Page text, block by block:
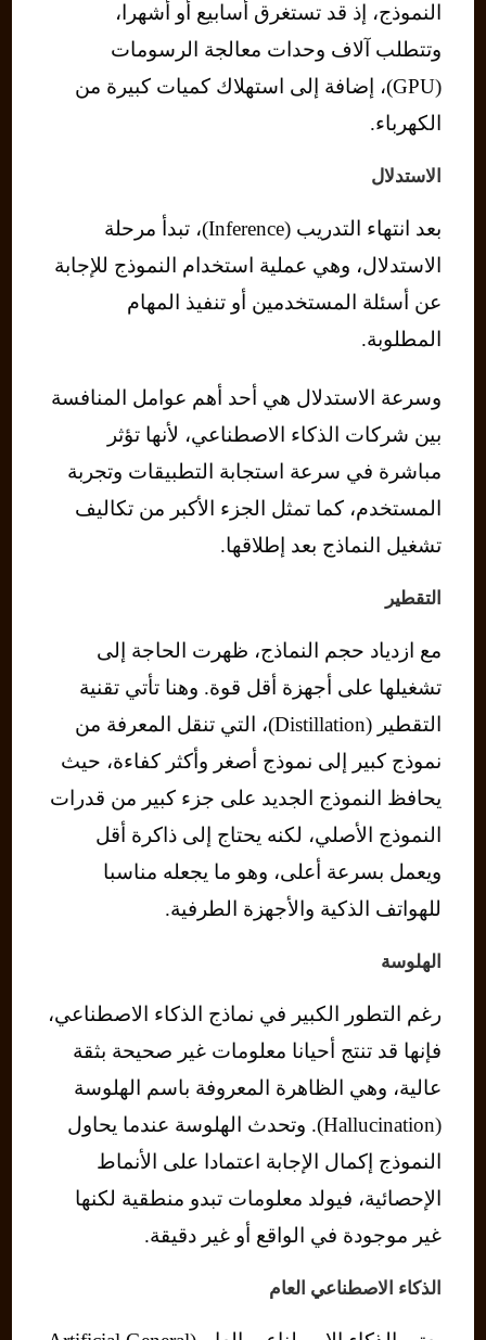
النموذج، إذ قد تستغرق أسابيع أو أشهرا،
وتتطلب آلاف وحدات معالجة الرسومات
(GPU)، إضافة إلى استهلاك كميات كبيرة من
الكهرباء.
الاستدلال
بعد انتهاء التدريب (Inference)، تبدأ مرحلة
الاستدلال، وهي عملية استخدام النموذج للإجابة
عن أسئلة المستخدمين أو تنفيذ المهام
المطلوبة.
وسرعة الاستدلال هي أحد أهم عوامل المنافسة
بين شركات الذكاء الاصطناعي، لأنها تؤثر
مباشرة في سرعة استجابة التطبيقات وتجربة
المستخدم، كما تمثل الجزء الأكبر من تكاليف
تشغيل النماذج بعد إطلاقها.
التقطير
مع ازدياد حجم النماذج، ظهرت الحاجة إلى
تشغيلها على أجهزة أقل قوة. وهنا تأتي تقنية
التقطير (Distillation)، التي تنقل المعرفة من
نموذج كبير إلى نموذج أصغر وأكثر كفاءة، حيث
يحافظ النموذج الجديد على جزء كبير من قدرات
النموذج الأصلي، لكنه يحتاج إلى ذاكرة أقل
ويعمل بسرعة أعلى، وهو ما يجعله مناسبا
للهواتف الذكية والأجهزة الطرفية.
الهلوسة
رغم التطور الكبير في نماذج الذكاء الاصطناعي،
فإنها قد تنتج أحيانا معلومات غير صحيحة بثقة
عالية، وهي الظاهرة المعروفة باسم الهلوسة
(Hallucination). وتحدث الهلوسة عندما يحاول
النموذج إكمال الإجابة اعتمادا على الأنماط
الإحصائية، فيولد معلومات تبدو منطقية لكنها
غير موجودة في الواقع أو غير دقيقة.
الذكاء الاصطناعي العام